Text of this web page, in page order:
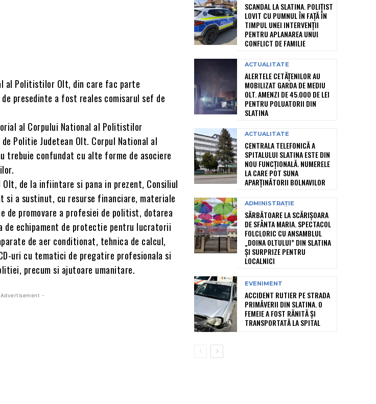
al Politistilor Olt, din care fac parte
presedinte a fost reales comisarul sef de
al Corpului National al Politistilor
Politie Judetean Olt. Corpul National al
confundat cu alte forme de asociere
de la infiintare si pana in prezent, Consiliul
a sustinut, cu resurse financiare, materiale
de promovare a profesiei de politist, dotarea
de echipament de protectie pentru lucratorii
de aer conditionat, tehnica de calcul,
uri cu tematici de pregatire profesionala si
precum si ajutoare umanitare.
-
SCANDAL LA SLATINA. POLIȚIST
LOVIT CU PUMNUL ÎN FAȚĂ ÎN
TIMPUL UNEI INTERVENȚII
PENTRU APLANAREA UNUI
CONFLICT DE FAMILIE
ACTUALITATE
ALERTELE CETĂȚENILOR AU
MOBILIZAT GARDA DE MEDIU
OLT. AMENZI DE 45.000 DE LEI
PENTRU POLUATORII DIN
SLATINA
ACTUALITATE
CENTRALA TELEFONICĂ A
SPITALULUI SLATINA ESTE DIN
NOU FUNCȚIONALĂ. NUMERELE
LA CARE POT SUNA
APARȚINĂTORII BOLNAVILOR
ADMINISTRAȚIE
SĂRBĂTOARE LA SCĂRIȘOARA
DE SFÂNTA MARIA. SPECTACOL
FOLCLORIC CU ANSAMBLUL
„DOINA OLTULUI” DIN SLATINA
ȘI SURPRIZE PENTRU
LOCALNICI
EVENIMENT
ACCIDENT RUTIER PE STRADA
PRIMĂVERII DIN SLATINA. O
FEMEIE A FOST RĂNITĂ ȘI
TRANSPORTATĂ LA SPITAL